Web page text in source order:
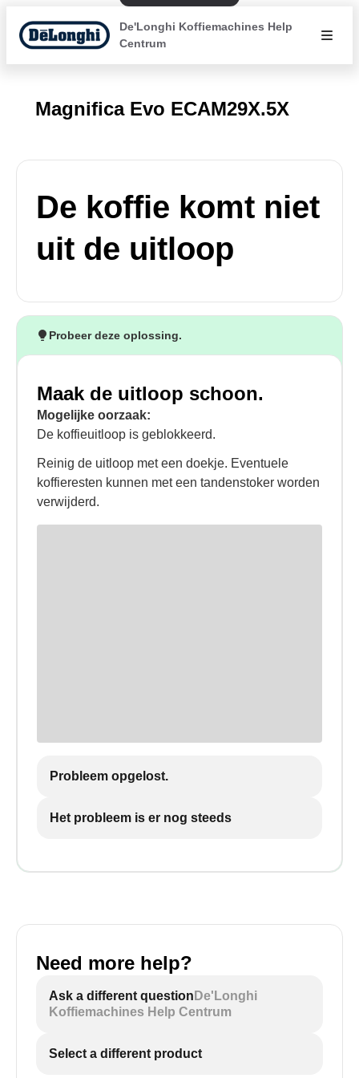
De'Longhi Koffiemachines Help
Centrum
Magnifica Evo ECAM29X.5X
De koffie komt niet
uit de uitloop
Probeer deze oplossing.
Maak de uitloop schoon.
Mogelijke oorzaak:
De koffieuitloop is geblokkeerd.
Reinig de uitloop met een doekje. Eventuele
koffieresten kunnen met een tandenstoker worden
verwijderd.
Probleem opgelost.
Het probleem is er nog steeds
Need more help?
Ask a different question De'Longhi
Koffiemachines Help Centrum
Select a different product